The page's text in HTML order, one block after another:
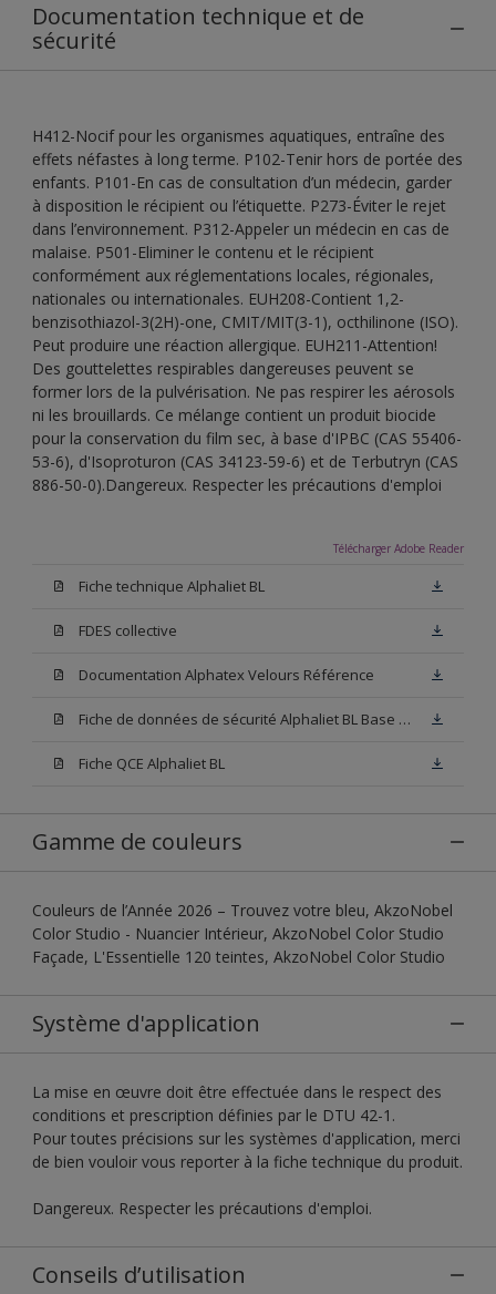
Documentation technique et de
sécurité
H412-Nocif pour les organismes aquatiques, entraîne des
effets néfastes à long terme. P102-Tenir hors de portée des
enfants. P101-En cas de consultation d’un médecin, garder
à disposition le récipient ou l’étiquette. P273-Éviter le rejet
dans l’environnement. P312-Appeler un médecin en cas de
malaise. P501-Eliminer le contenu et le récipient
conformément aux réglementations locales, régionales,
nationales ou internationales. EUH208-Contient 1,2-
benzisothiazol-3(2H)-one, CMIT/MIT(3-1), octhilinone (ISO).
Peut produire une réaction allergique. EUH211-Attention!
Des gouttelettes respirables dangereuses peuvent se
former lors de la pulvérisation. Ne pas respirer les aérosols
ni les brouillards. Ce mélange contient un produit biocide
pour la conservation du film sec, à base d'IPBC (CAS 55406-
53-6), d'Isoproturon (CAS 34123-59-6) et de Terbutryn (CAS
886-50-0).Dangereux. Respecter les précautions d'emploi
Télécharger Adobe Reader
Fiche technique Alphaliet BL
FDES collective
Documentation Alphatex Velours Référence
Fiche de données de sécurité Alphaliet BL Base W05
Fiche QCE Alphaliet BL
Gamme de couleurs
Couleurs de l’Année 2026 – Trouvez votre bleu, AkzoNobel
Color Studio - Nuancier Intérieur, AkzoNobel Color Studio
Façade, L'Essentielle 120 teintes, AkzoNobel Color Studio
Système d'application
La mise en œuvre doit être effectuée dans le respect des
conditions et prescription définies par le DTU 42-1.
Pour toutes précisions sur les systèmes d'application, merci
de bien vouloir vous reporter à la fiche technique du produit.
Dangereux. Respecter les précautions d'emploi.
Conseils d’utilisation